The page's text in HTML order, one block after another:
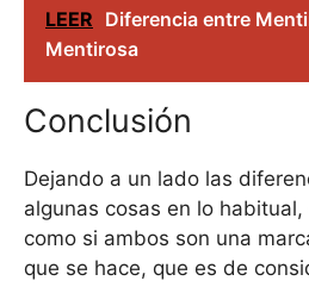
LEER Diferencia entre
Mentirosa
Conclusión
Dejando a un lado las
algunas cosas en lo
como si ambos son una
que se hace, que es de